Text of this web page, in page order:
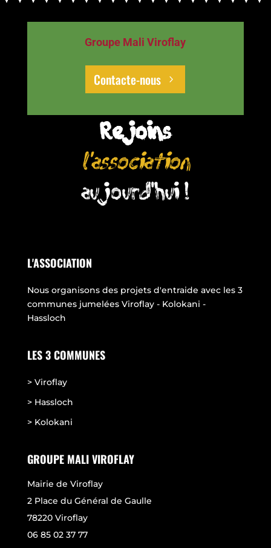
Groupe Mali Viroflay
Contacte-nous
Rejoins
l'association
aujourd'hui !
L'ASSOCIATION
Nous organisons des projets d'entraide avec les 3
communes jumelées Viroflay - Kolokani -
Hassloch
LES 3 COMMUNES
> Viroflay
> Hassloch
> Kolokani
GROUPE MALI VIROFLAY
Mairie de Viroflay
2 Place du Général de Gaulle
78220 Viroflay
06 85 02 37 77